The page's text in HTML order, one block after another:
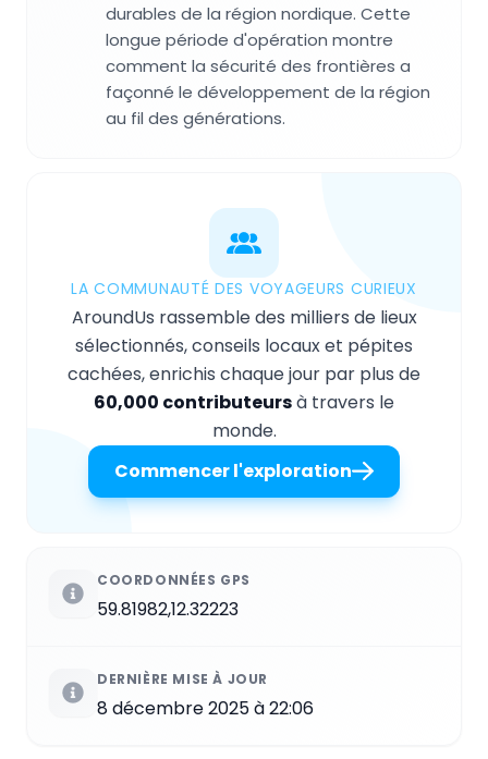
durables de la région nordique. Cette
longue période d'opération montre
comment la sécurité des frontières a
façonné le développement de la région
au fil des générations.
LA COMMUNAUTÉ DES VOYAGEURS CURIEUX
AroundUs rassemble des milliers de lieux
sélectionnés, conseils locaux et pépites
cachées, enrichis chaque jour par plus de
60,000 contributeursà travers le
monde.
Commencer l'exploration
COORDONNÉES GPS
59.81982,12.32223
DERNIÈRE MISE À JOUR
8 décembre 2025 à 22:06